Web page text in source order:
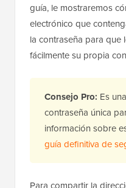
guía, le mostraremos
electrónico que
la contraseña para que
fácilmente su propia
Consejo Pro: Es
contraseña única
información sobre
guía definitiva de